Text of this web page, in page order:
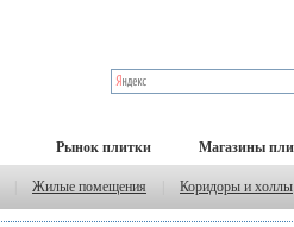
Рынок плитки Магазины
Жилые помещения Коридоры и холлы